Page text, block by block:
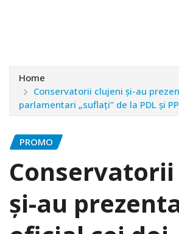
Home
Conservatorii clujeni și-au
parlamentari „suflați” de la PDL și
PROMO
și-au